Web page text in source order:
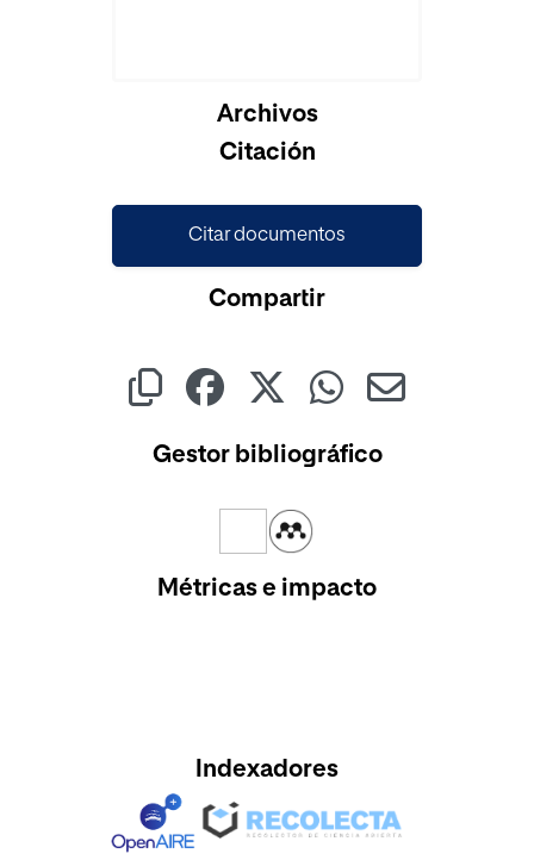
Archivos
Citación
Citar documentos
Compartir
Gestor bibliográfico
Métricas e impacto
Indexadores